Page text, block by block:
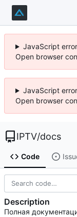
JavaScript
Open browser
JavaScript
Open browser
IPTV/docs
Code
Description
Полная